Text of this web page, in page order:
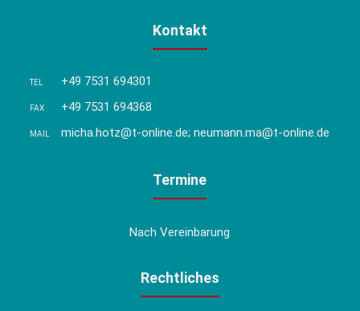
Kontakt
TEL +49 7531 694301
FAX +49 7531 694368
MAIL micha.hotz@t-online.de; neumann.ma@t-online.de
Termine
Nach Vereinbarung
Rechtliches